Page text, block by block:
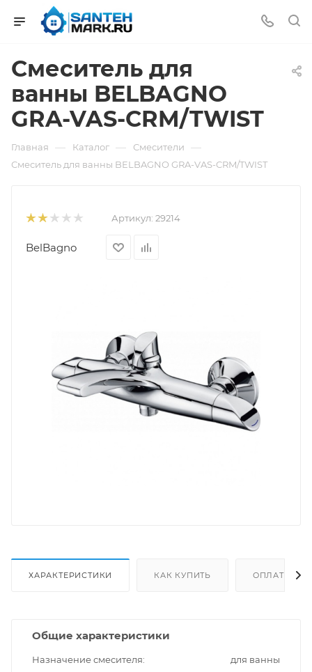
Смеситель для
ванны BELBAGNO
GRA-VAS-CRM/TWIST
Главная — Каталог — Смесители —
Смеситель для ванны BELBAGNO GRA-VAS-CRM/TWIST
Артикул: 29214
BelBagno
ХАРАКТЕРИСТИКИ КАК КУПИТЬ ОПЛАТА
Общие характеристики
Назначение смесителя
для ванны